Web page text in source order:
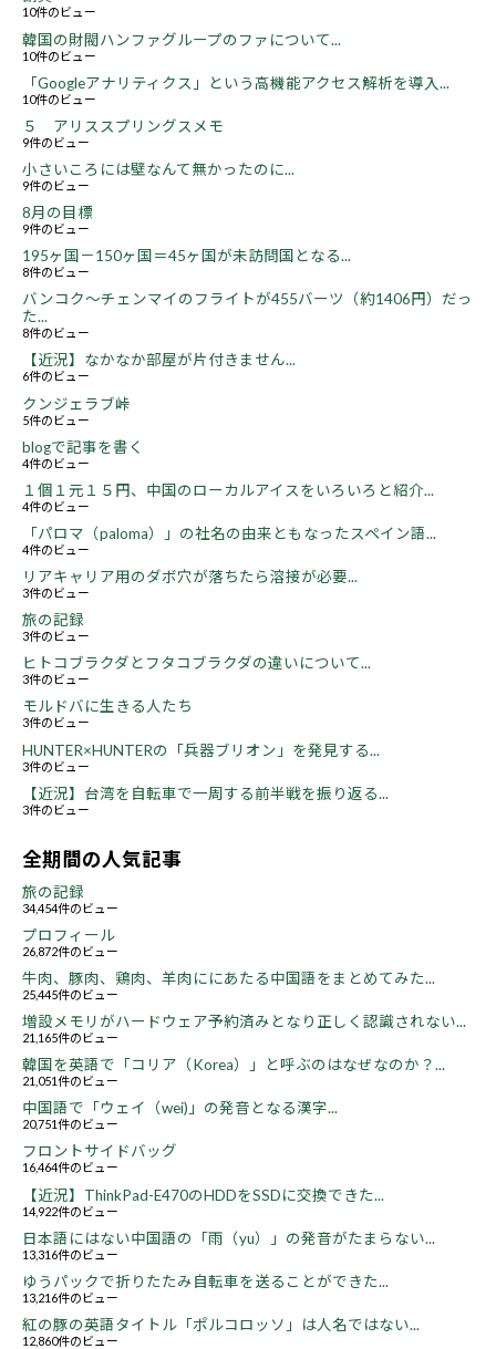
10件のビュー
韓国の財閥ハンファグループのファについて...
10件のビュー
「Googleアナリティクス」という高機能アクセス解析を導入...
10件のビュー
５ アリススプリングスメモ
9件のビュー
小さいころには壁なんて無かったのに...
9件のビュー
8月の目標
9件のビュー
195ヶ国－150ヶ国＝45ヶ国が未訪問国となる...
8件のビュー
バンコク～チェンマイのフライトが455バーツ（約1406円）だっ
た...
8件のビュー
【近況】なかなか部屋が片付きません...
6件のビュー
クンジェラブ峠
5件のビュー
blogで記事を書く
4件のビュー
１個１元１５円、中国のローカルアイスをいろいろと紹介...
4件のビュー
「パロマ（paloma）」の社名の由来ともなったスペイン語...
4件のビュー
リアキャリア用のダボ穴が落ちたら溶接が必要...
3件のビュー
旅の記録
3件のビュー
ヒトコブラクダとフタコブラクダの違いについて...
3件のビュー
モルドバに生きる人たち
3件のビュー
HUNTER×HUNTERの「兵器ブリオン」を発見する...
3件のビュー
【近況】台湾を自転車で一周する前半戦を振り返る...
3件のビュー
全期間の人気記事
旅の記録
34,454件のビュー
プロフィール
26,872件のビュー
牛肉、豚肉、鶏肉、羊肉ににあたる中国語をまとめてみた...
25,445件のビュー
増設メモリがハードウェア予約済みとなり正しく認識されない...
21,165件のビュー
韓国を英語で「コリア（Korea）」と呼ぶのはなぜなのか？...
21,051件のビュー
中国語で「ウェイ（wei)」の発音となる漢字...
20,751件のビュー
フロントサイドバッグ
16,464件のビュー
【近況】ThinkPad-E470のHDDをSSDに交換できた...
14,922件のビュー
日本語にはない中国語の「雨（yu）」の発音がたまらない...
13,316件のビュー
ゆうパックで折りたたみ自転車を送ることができた...
13,216件のビュー
紅の豚の英語タイトル「ポルコロッソ」は人名ではない...
12,860件のビュー